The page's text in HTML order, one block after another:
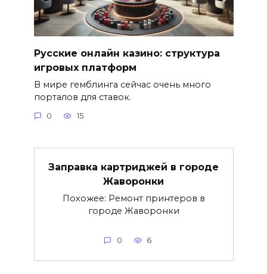
Русские онлайн казино: структура
игровых платформ
В мире гемблинга сейчас очень много
порталов для ставок.
0 15
Заправка картриджей в городе
Жаворонки
Похожее: Ремонт принтеров в
городе Жаворонки
0 6